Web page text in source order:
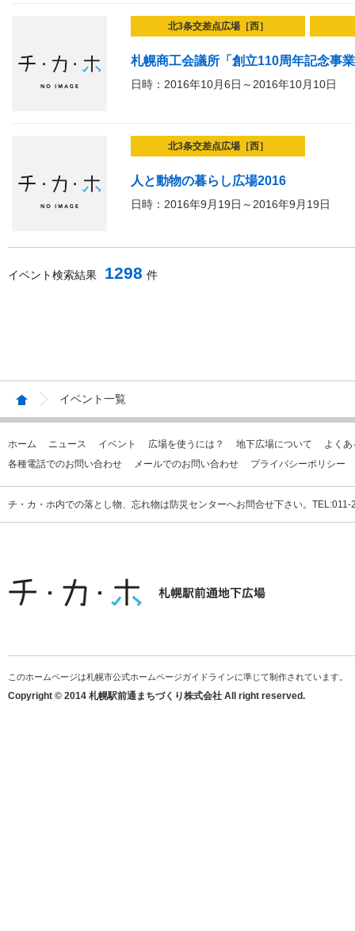
北3条交差点広場［西］
札幌商工会議所「創立110周年記念事
日時：2016年10月6日～2016年10月10日
北3条交差点広場［西］
人と動物の暮らし広場2016
日時：2016年9月19日～2016年9月19日
イベント検索結果 1298 件
イベント一覧
ホーム ニュース イベント 広場を使うには？ 地下広場について
よく
各種電話でのお問い合わせ
メールでのお問い合わせ プライバシーポリシー
チ・カ・ホ内での落とし物、忘れ物は防災センターへお問合せ下さい。
このホームページは札幌市公式ホームページガイドラインに準じて制作されています。
Copyright © 2014 札幌駅前通まちづくり株式会社 All right reserved.